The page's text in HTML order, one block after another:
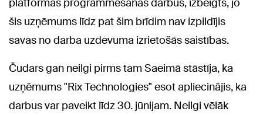
platformas programmēšanas darbus, izbeigts, jo
šis uzņēmums līdz pat šim brīdim nav izpildījis
savas no darba uzdevuma izrietošās saistības.
Čudars gan neilgi pirms tam Saeimā stāstīja, ka
uzņēmums "Rix Technologies" esot apliecinājis, ka
darbus var paveikt līdz 30. jūnijam. Neilgi vēlāk